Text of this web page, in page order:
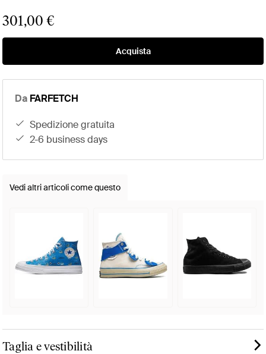
301,00 €
Acquista
Da FARFETCH
spedizione gratuita
2-6 business days
Vedi altri articoli come questo
Taglia e vestibilità